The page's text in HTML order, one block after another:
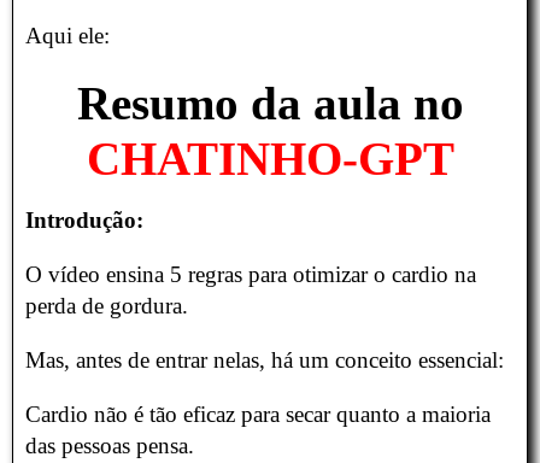
Aqui ele:
Resumo da aula no
CHATINHO-GPT
Introdução:
O vídeo ensina 5 regras para otimizar o cardio na
perda de gordura.
Mas, antes de entrar nelas, há um conceito essencial:
Cardio não é tão eficaz para secar quanto a maioria
das pessoas pensa.